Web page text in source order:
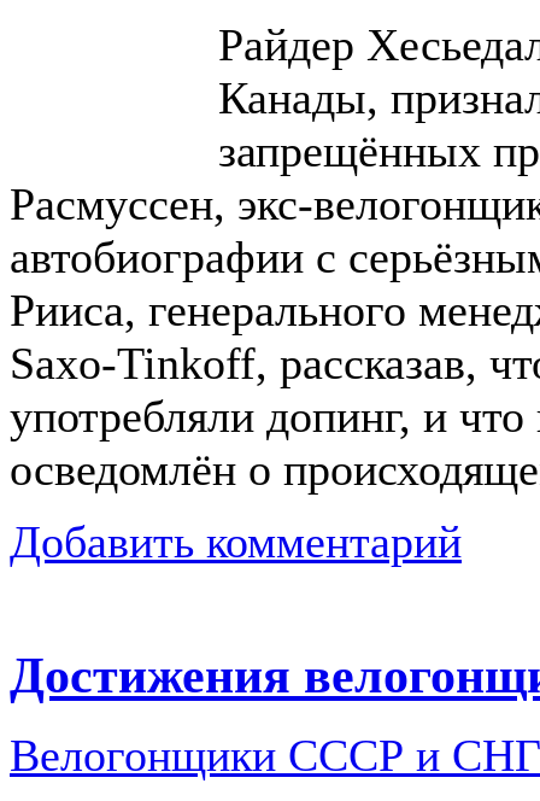
Райдер
Канады,
запрещённых
Расмуссен, экс-
автобиографии с
Рииса, генерального
Saxo-Tinkoff, рассказав,
употребляли допинг, и
осведомлён о
Добавить комментарий
Достижения
Велогонщики СССР и СНГ